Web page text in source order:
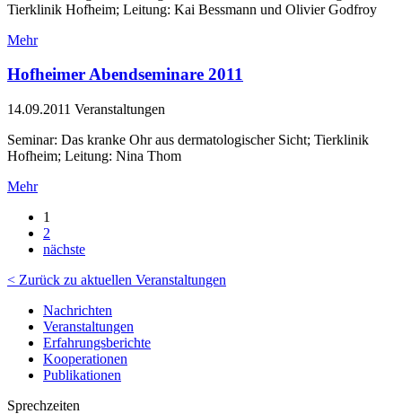
Tierklinik Hofheim; Leitung: Kai Bessmann und Olivier Godfroy
Mehr
Hofheimer Abendseminare 2011
14.09.2011 Veranstaltungen
Seminar: Das kranke Ohr aus dermatologischer Sicht; Tierklinik
Hofheim; Leitung: Nina Thom
Mehr
1
2
nächste
< Zurück zu aktuellen Veranstaltungen
Nachrichten
Veranstaltungen
Erfahrungsberichte
Kooperationen
Publikationen
Sprechzeiten